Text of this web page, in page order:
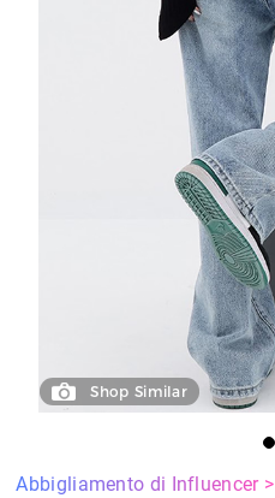
Shop Similar
Abbigliamento di Influencer >